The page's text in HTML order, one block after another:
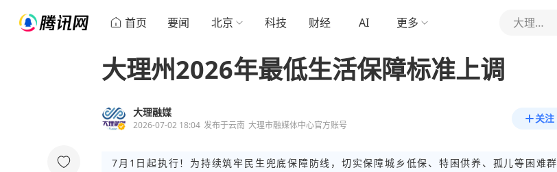
首页 要闻 北京 科技 财经 AI 更多 大理融媒
大理州2026年最低生活保障标准上调
大理融媒
2026-07-02 18:04 发布于云南 大理市融媒体中心官方账号
关注
7月1日起执行！为持续筑牢民生兜底保障防线，切实保障城乡低保、特困供养、孤儿等困难群